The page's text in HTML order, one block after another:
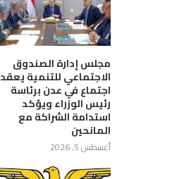
مجلس إدارة الصندوق
الاجتماعي للتنمية يعقد
اجتماع في عدن برئاسة
رئيس الوزراء ويؤكد
استدامة الشراكة مع
المانحين
أغسطس 5, 2026